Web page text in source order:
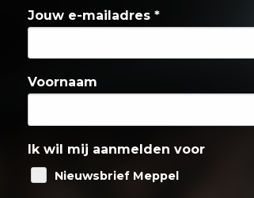
Jouw e-mailadres *
Voornaam
Ik wil mij aanmelden voor
Nieuwsbrief Meppel